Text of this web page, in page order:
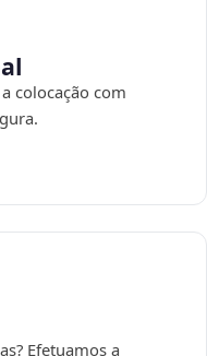
colocação com
Efetuamos a